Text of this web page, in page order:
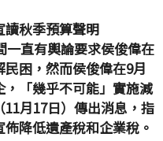
讀秋季預算聲明
直有輿論要求侯俊偉在
困，然而侯俊偉在9月
「幾乎不可能」實施減
月17日）傳出消息，指
降低遺產稅和企業稅。